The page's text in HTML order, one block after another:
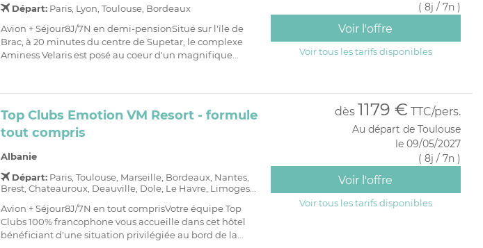
Départ:Paris, Lyon, Toulouse, Bordeaux
Avion + Séjour8J/7N en demi-pensionSitué sur l'île de
Brac, à 20 minutes du centre de Supetar, le complexe
Aminess Velaris est posé au coeur d'un magnifique...
( 8j / 7n )
Voir l'offre
Voir tous les tarifs disponibles
Top Clubs Emotion VM Resort - formule
tout compris
Albanie
Départ:Paris, Toulouse, Marseille, Bordeaux, Nantes,
Brest, Chateauroux, Deauville, Dole, Le Havre, Limoges...
Avion + Séjour8J/7N en tout comprisVotre équipe Top
Clubs 100% francophone vous accueille dans cet hôtel
bénéficiant d'une situation privilégiée au bord de la...
dès 1179 € TTC/pers.
Au départ de Toulouse
le 09/05/2027
( 8j / 7n )
Voir l'offre
Voir tous les tarifs disponibles